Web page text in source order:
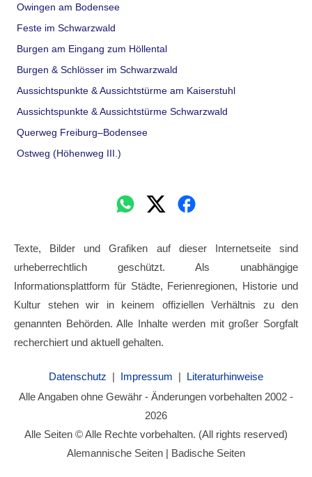
Owingen am Bodensee
Feste im Schwarzwald
Burgen am Eingang zum Höllental
Burgen & Schlösser im Schwarzwald
Aussichtspunkte & Aussichtstürme am Kaiserstuhl
Aussichtspunkte & Aussichtstürme Schwarzwald
Querweg Freiburg–Bodensee
Ostweg (Höhenweg III.)
Texte, Bilder und Grafiken auf dieser Internetseite sind
urheberrechtlich geschützt. Als unabhängige
Informationsplattform für Städte, Ferienregionen, Historie und
Kultur stehen wir in keinem offiziellen Verhältnis zu den
genannten Behörden. Alle Inhalte werden mit großer Sorgfalt
recherchiert und aktuell gehalten.
Datenschutz | Impressum | Literaturhinweise
Alle Angaben ohne Gewähr - Änderungen vorbehalten 2002 -
2026
Alle Seiten © Alle Rechte vorbehalten. (All rights reserved)
Alemannische Seiten | Badische Seiten